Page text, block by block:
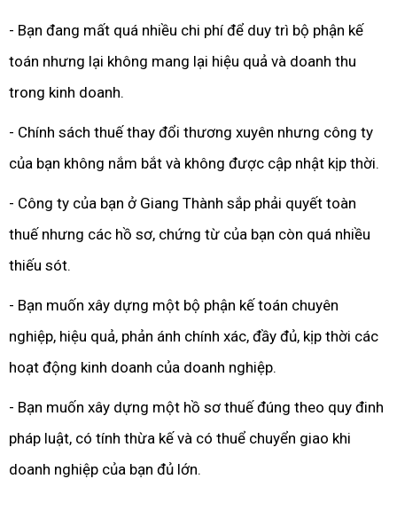
- Bạn đang mất quá nhiều chi phí để duy trì bộ phận kế
toán nhưng lại không mang lại hiệu quả và doanh thu
trong kinh doanh.
- Chính sách thuế thay đổi thương xuyên nhưng công ty
của bạn không nắm bắt và không được cập nhật kịp thời.
- Công ty của bạn ở Giang Thành sắp phải quyết toàn
thuế nhưng các hồ sơ, chứng từ của bạn còn quá nhiều
thiếu sót.
- Bạn muốn xây dựng một bộ phận kế toán chuyên
nghiệp, hiệu quả, phản ánh chính xác, đầy đủ, kịp thời các
hoạt động kinh doanh của doanh nghiệp.
- Bạn muốn xây dựng một hồ sơ thuế đúng theo quy đinh
pháp luật, có tính thừa kế và có thuể chuyển giao khi
doanh nghiệp của bạn đủ lớn.